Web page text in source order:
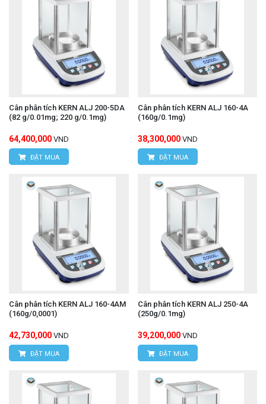
Cân phân tích KERN ALJ 200-5DA
(82 g/0.01mg; 220 g/0.1mg)
64,400,000 VND
ĐẶT MUA
Cân phân tích KERN ALJ 160-4A
(160g/0.1mg)
38,300,000 VND
ĐẶT MUA
Cân phân tích KERN ALJ 160-4AM
(160g/0,0001)
42,730,000 VND
ĐẶT MUA
Cân phân tích KERN ALJ 250-4A
(250g/0.1mg)
39,200,000 VND
ĐẶT MUA